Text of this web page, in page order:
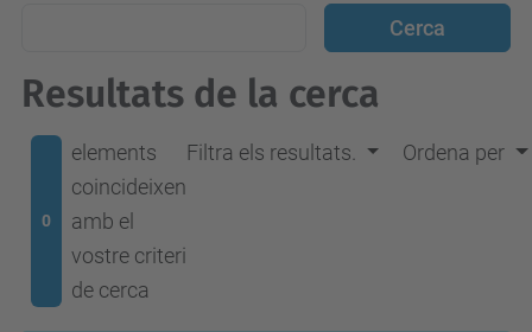
Resultats de la cerca
0
elements
coincideixen
amb el
vostre criteri
de cerca
Filtra els resultats. Ordena per